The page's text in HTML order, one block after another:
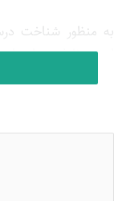
به منظور شناخت
است ظرفیت‌های
موانع روند مزبور